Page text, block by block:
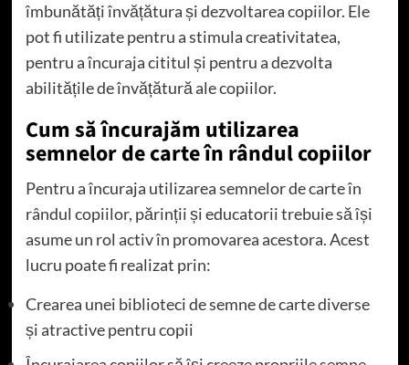
îmbunătăți învățătura și dezvoltarea copiilor. Ele
pot fi utilizate pentru a stimula creativitatea,
pentru a încuraja cititul și pentru a dezvolta
abilitățile de învățătură ale copiilor.
Cum să încurajăm utilizarea
semnelor de carte în rândul copiilor
Pentru a încuraja utilizarea semnelor de carte în
rândul copiilor, părinții și educatorii trebuie să își
asume un rol activ în promovarea acestora. Acest
lucru poate fi realizat prin:
Crearea unei biblioteci de semne de carte diverse
și atractive pentru copii